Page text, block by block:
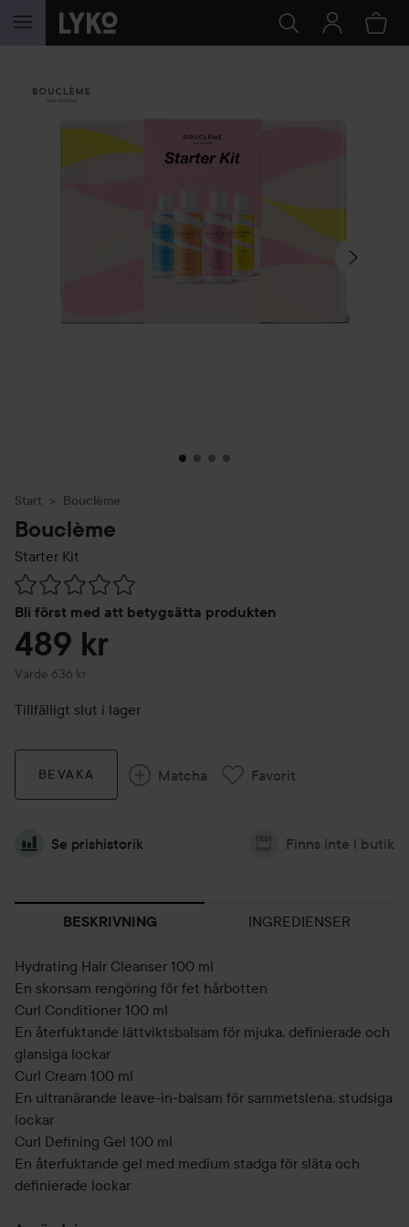
HOPPA TILL INNEHÅLLET
HOPPA ÖVER SEKTIONEN
Start Bouclème
Bouclème
Starter Kit
Bli först med att betygsätta produkten
Hoppa till Betyg & kommentarer
489 kr
Värde 636 kr
Tillfälligt slut i lager
BEVAKA Matcha Favorit
Se prishistorik Finns inte i butik
BESKRIVNING INGREDIENSER
Hydrating Hair Cleanser 100 ml
En skonsam rengöring för fet hårbotten
Curl Conditioner 100 ml
En återfuktande lättviktsbalsam för mjuka, definierade och
glansiga lockar
Curl Cream 100 ml
En ultranärande leave-in-balsam för sammetslena, studsiga
lockar
Curl Defining Gel 100 ml
En återfuktande gel med medium stadga för släta och
definierade lockar